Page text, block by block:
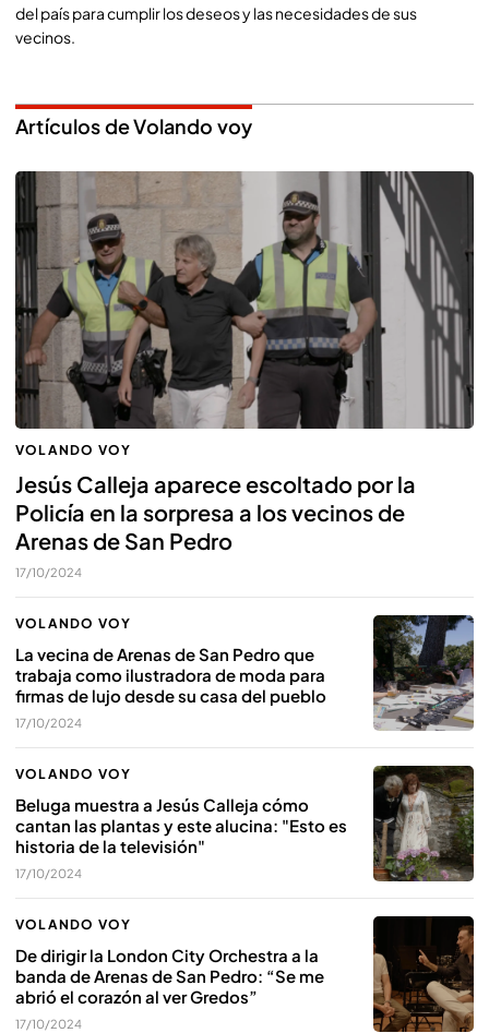
del país para cumplir los deseos y las necesidades de sus
vecinos.
Artículos de Volando voy
VOLANDO VOY
Jesús Calleja aparece escoltado por la
Policía en la sorpresa a los vecinos de
Arenas de San Pedro
17/10/2024
VOLANDO VOY
La vecina de Arenas de San Pedro que
trabaja como ilustradora de moda para
firmas de lujo desde su casa del pueblo
17/10/2024
VOLANDO VOY
Beluga muestra a Jesús Calleja cómo
cantan las plantas y este alucina: "Esto es
historia de la televisión"
17/10/2024
VOLANDO VOY
De dirigir la London City Orchestra a la
banda de Arenas de San Pedro: “Se me
abrió el corazón al ver Gredos”
17/10/2024